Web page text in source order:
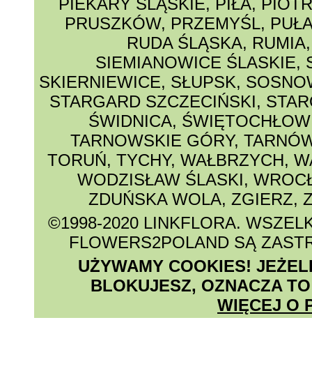
PIEKARY ŚLĄSKIE, PIŁA,
PRUSZKÓW, PRZEMYŚL,
RUDA ŚLĄSKA, RUMIA
SIEMIANOWICE ŚLASKIE,
SKIERNIEWICE, SŁUPSK,
STARGARD SZCZECIŃSKI,
ŚWIDNICA,
TARNOWSKIE GÓRY,
TORUŃ, TYCHY, WAŁBRZYCH,
WODZISŁAW ŚLASKI,
ZDUŃSKA WOLA, ZGIERZ,
©1998-2020 LINKFLORA.
FLOWERS2POLAND SĄ
UŻYWAMY COOKIES!
BLOKUJESZ, OZNACZA
WIĘCEJ O